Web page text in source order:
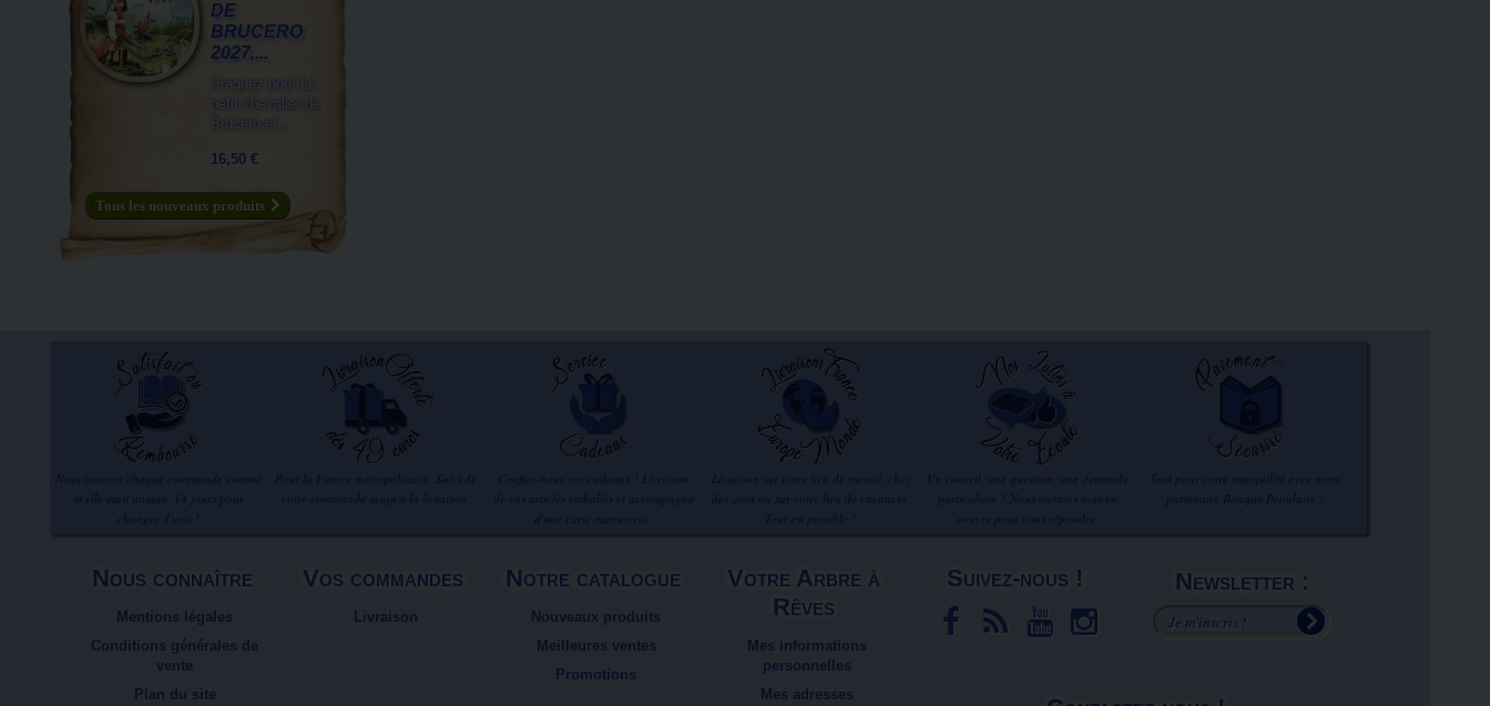
DE
BRUCERO
2027,...
Craquez pour Le
petit chevalier de
Brucero et...
16,50 €
Tous les nouveaux produits
Nous connaître
Mentions légales
Conditions générales de
vente
Plan du site
Vos commandes
Livraison
Notre catalogue
Nouveaux produits
Meilleures ventes
Promotions
Votre Arbre à
Rêves
Mes informations
personnelles
Mes adresses
Suivez-nous ! Newsletter :